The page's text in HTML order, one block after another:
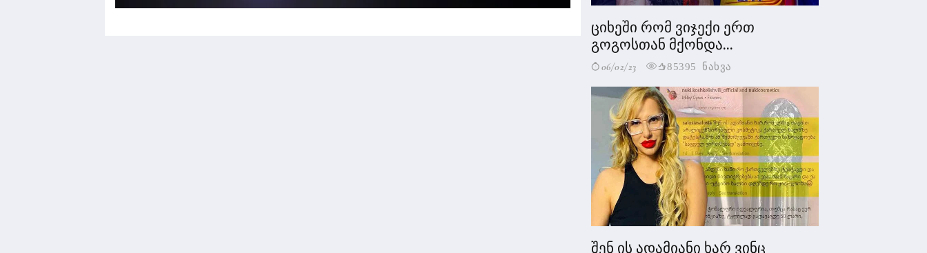
ციხეში რომ ვიჯექი ერთ
გოგოსთან მქონდა...
06/02/23 85395 ნახვა
შენ ის ადამიანი ხარ ვინც